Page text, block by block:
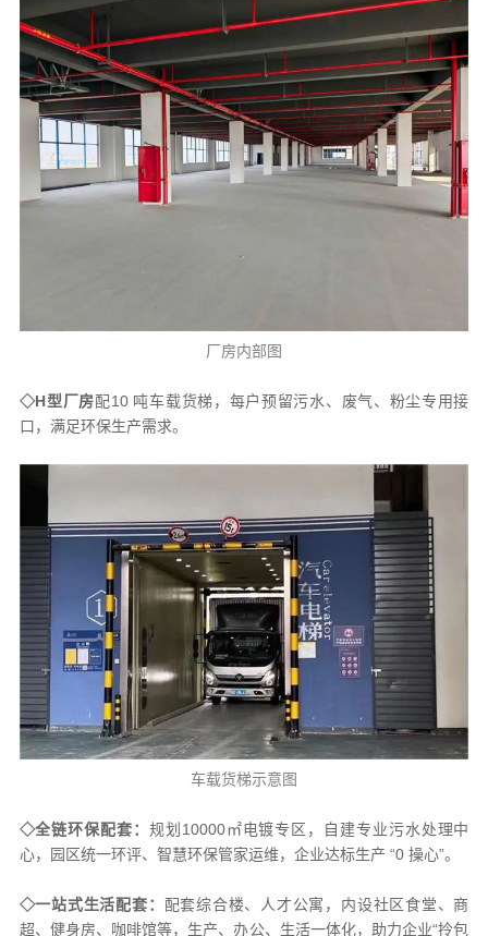
厂房内部图
◇H型厂房配10 吨车载货梯，每户预留污水、废气、粉尘专用接
口，满足环保生产需求。
车载货梯示意图
◇全链环保配套： 规划10000㎡电镀专区，自建专业污水处理中
心，园区统一环评、智慧环保管家运维，企业达标生产 “0 操心”。
◇一站式生活配套： 配套综合楼、人才公寓，内设社区食堂、商
超、健身房、咖啡馆等，生产、办公、生活一体化，助力企业“拎包